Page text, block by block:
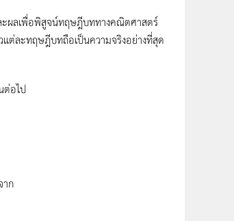
ผลเพื่อพิสูจน์ทฤษฎีบททางคณิตศาสตร์
ต่ละทฤษฎีบทถือเป็นความจริงอย่างที่สุด
อไป
ก